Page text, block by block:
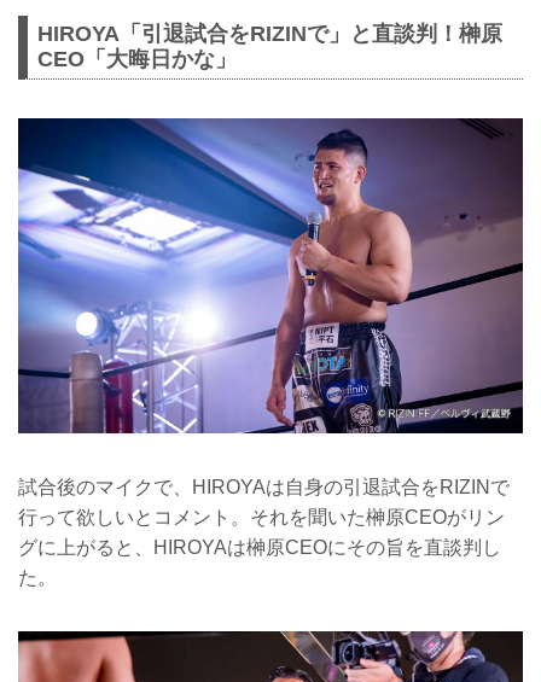
HIROYA「引退試合をRIZINで」と直談判！榊原
CEO「大晦日かな」
試合後のマイクで、HIROYAは自身の引退試合をRIZINで
行って欲しいとコメント。それを聞いた榊原CEOがリン
グに上がると、HIROYAは榊原CEOにその旨を直談判し
た。